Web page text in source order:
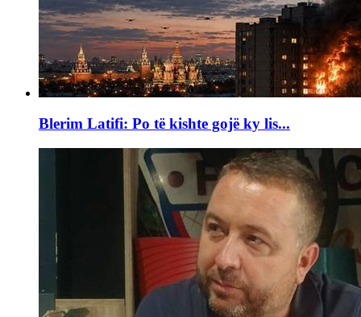
Blerim Latifi: Po të kishte gojë ky lis...